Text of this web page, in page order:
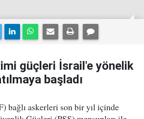
güçleri İsrail'e yönelik
başladı
bağlı askerleri son bir yıl içinde